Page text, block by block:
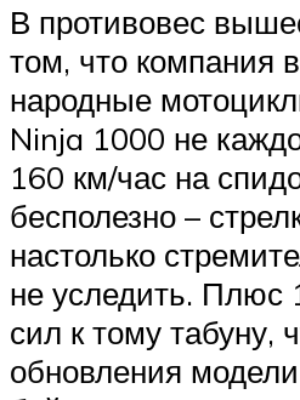
В противовес
том, что компания
народные
Ninja 1000 не
160 км/час на
бесполезно –
настолько
не уследить.
сил к тому табуну,
обновления